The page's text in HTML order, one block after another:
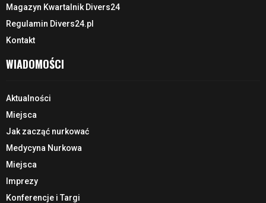
Magazyn Kwartalnik Divers24
Regulamin Divers24.pl
Kontakt
WIADOMOŚCI
Aktualności
Miejsca
Jak zacząć nurkować
Medycyna Nurkowa
Miejsca
Imprezy
Konferencje i Targi